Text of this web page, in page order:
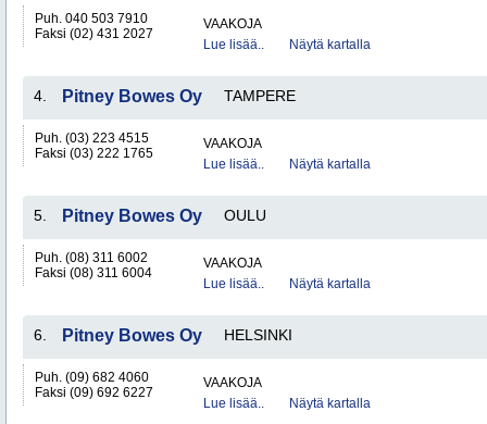
Puh. 040 503 7910
Faksi (02) 431 2027
VAAKOJA
Lue lisää..
Näytä kartalla
4. Pitney Bowes Oy TAMPERE
Puh. (03) 223 4515
Faksi (03) 222 1765
VAAKOJA
Lue lisää..
Näytä kartalla
5. Pitney Bowes Oy OULU
Puh. (08) 311 6002
Faksi (08) 311 6004
VAAKOJA
Lue lisää..
Näytä kartalla
6. Pitney Bowes Oy HELSINKI
Puh. (09) 682 4060
Faksi (09) 692 6227
VAAKOJA
Lue lisää..
Näytä kartalla